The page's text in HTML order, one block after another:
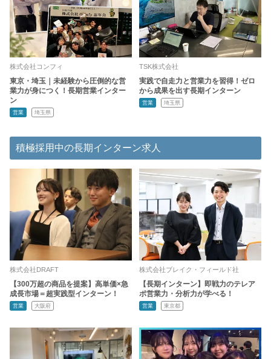
株式会社コンフィ
東京・埼玉｜未経験から圧倒的な営
業力が身につく！長期営業インター
ン
営業 埼玉県
TSK株式会社
実践で自走力と営業力を習得！ゼロ
から成果を出す長期インターン
営業 埼玉県
積極採用中の長期インターン求人
株式会社DRAFT
【300万超の商品を提案】高単価×急
成長市場＝超実践型インターン！
営業 大阪府
株式会社ブレイク・フィールド社
【長期インターン】即戦力のテレア
ポ営業力・分析力が学べる！
営業 東京都